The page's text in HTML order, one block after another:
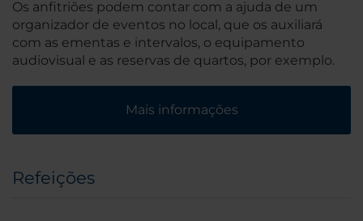
Os anfitriões podem contar com a ajuda de um
organizador de eventos no local, que os auxiliará
com as ementas e intervalos, o equipamento
audiovisual e as reservas de quartos, por exemplo.
Mais informações
Refeições